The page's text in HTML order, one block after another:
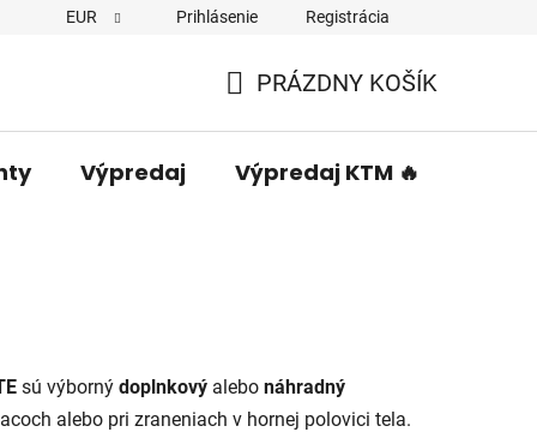
EUR Prihlásenie Registrácia
KOŠÍK
PRÁZDNY KOŠÍK
Výpredaj Výpredaj KTM 🔥
sú výborný doplnkový alebo náhradný
alebo pri zraneniach v hornej polovici tela.